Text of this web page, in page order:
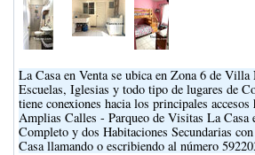
La Casa en Venta se ubica en Zona 6 de
Escuelas, Iglesias y todo tipo de lugares de
tiene conexiones hacia los principales
Amplias Calles - Parqueo de Visitas La Casa
Completo y dos Habitaciones Secundarias
Casa llamando o escribiendo al número